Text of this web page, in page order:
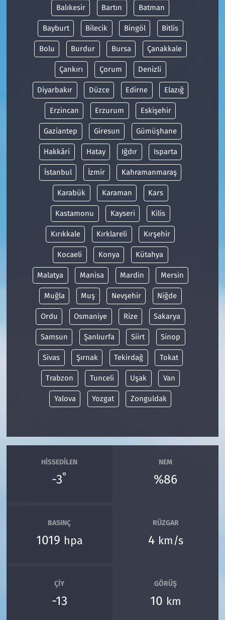
Balıkesir Bartın Batman
Bayburt Bilecik Bingöl Bitlis
Bolu Burdur Bursa Çanakkale
Çankırı Çorum Denizli
Diyarbakır Düzce Edirne Elazığ
Erzincan Erzurum Eskişehir
Gaziantep Giresun Gümüşhane
Hakkâri Hatay Iğdır Isparta
İstanbul İzmir Kahramanmaraş
Karabük Karaman Kars
Kastamonu Kayseri Kilis
Kırıkkale Kırklareli Kırşehir
Kocaeli Konya Kütahya
Malatya Manisa Mardin Mersin
Muğla Muş Nevşehir Niğde
Ordu Osmaniye Rize Sakarya
Samsun Şanlıurfa Siirt Sinop
Sivas Şırnak Tekirdağ Tokat
Trabzon Tunceli Uşak Van
Yalova Yozgat Zonguldak
HISSEDILEN
-3°
NEM
%86
BASINÇ
1019 hpa
RÜZGAR
4 km/s
ÇIY
-13
GÖRÜŞ
10 km